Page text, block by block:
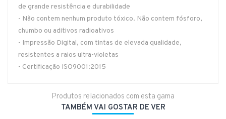
de grande resistência e durabilidade
- Não contem nenhum produto tóxico. Não contem fósforo,
chumbo ou aditivos radioativos
- Impressão Digital, com tintas de elevada qualidade,
resistentes a raios ultra-violetas
- Certificação ISO9001:2015
Produtos relacionados com esta gama
TAMBÉM VAI GOSTAR DE VER